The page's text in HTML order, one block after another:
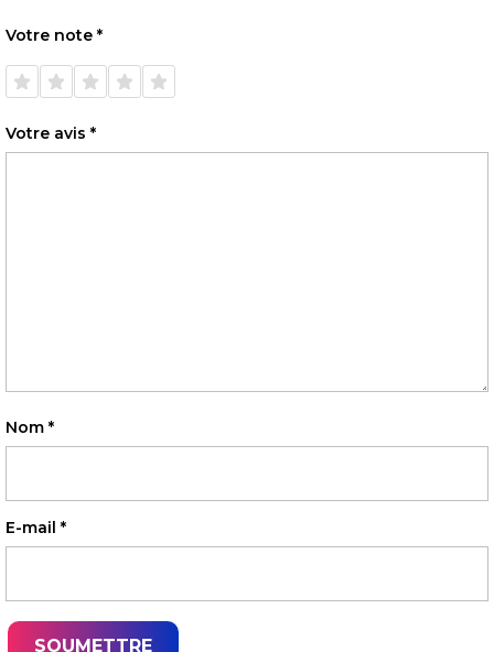
Votre note *
1 étoile
sur 5
2 étoiles
sur 5
3 étoiles
sur 5
4 étoiles
sur 5
5 étoiles
sur 5
Votre avis *
Nom *
E-mail *